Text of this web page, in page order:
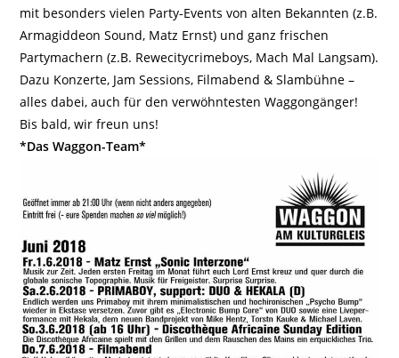
mit besonders vielen Party-Events von alten Bekannten (z.B.
Armagiddeon Sound, Matz Ernst) und ganz frischen
Partymachern (z.B. Rewecitycrimeboys, Mach Mal Langsam).
Dazu Konzerte, Jam Sessions, Filmabend & Slambühne –
alles dabei, auch für den verwöhntesten Waggongänger!
Bis bald, wir freun uns!
*Das Waggon-Team*